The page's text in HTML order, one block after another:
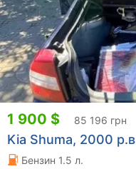
1 900 $ 85 196 грн
Kia Shuma, 2000
Бензин 1.5 л.